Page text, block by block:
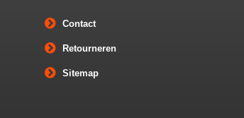
Contact
Retourneren
Sitemap